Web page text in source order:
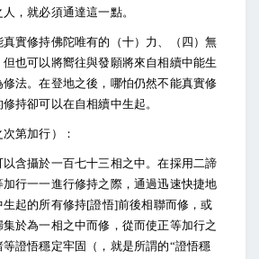
，就必須通達這一點。
實修持佛陀唯有的（十）力、（四）無
也可以將嚮往與發願將來自相續中能生
法。在登地之後，哪怕仍然不能真實修
持卻可以在自相續中生起。
第加行）：
含攝於一百七十三相之中。在採用二諦
行一一進行修持之際，通過迅速快捷地
起的所有修持[證悟]前後相聯而修，或
於為一相之中而修，從而使正等加行之
證悟穩定牢固（，就是所謂的“證悟穩